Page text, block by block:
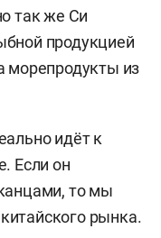
так же Си
продукцией
морепродукты из
идёт к
Если он
то мы
рынка.